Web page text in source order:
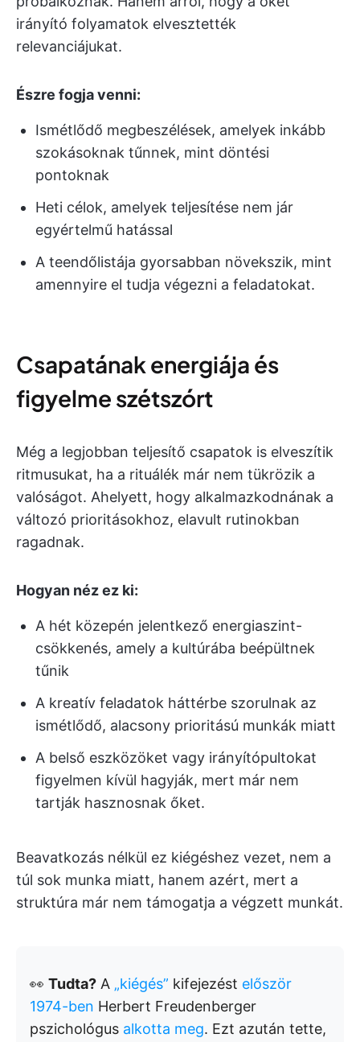
irányító folyamatok elvesztették
relevanciájukat.
Észre fogja venni:
Ismétlődő megbeszélések, amelyek inkább
szokásoknak tűnnek, mint döntési
pontoknak
Heti célok, amelyek teljesítése nem jár
egyértelmű hatással
A teendőlistája gyorsabban növekszik, mint
amennyire el tudja végezni a feladatokat.
Csapatának energiája és
figyelme szétszórt
Még a legjobban teljesítő csapatok is elveszítik
ritmusukat, ha a rituálék már nem tükrözik a
valóságot. Ahelyett, hogy alkalmazkodnának a
változó prioritásokhoz, elavult rutinokban
ragadnak.
Hogyan néz ez ki:
A hét közepén jelentkező energiaszint-
csökkenés, amely a kultúrába beépültnek
tűnik
A kreatív feladatok háttérbe szorulnak az
ismétlődő, alacsony prioritású munkák miatt
A belső eszközöket vagy irányítópultokat
figyelmen kívül hagyják, mert már nem
tartják hasznosnak őket.
Beavatkozás nélkül ez kiégéshez vezet, nem a
túl sok munka miatt, hanem azért, mert a
struktúra már nem támogatja a végzett munkát.
👀 Tudta? A „kiégés” kifejezést először
1974-ben Herbert Freudenberger
pszichológus alkotta meg. Ezt azután tette,